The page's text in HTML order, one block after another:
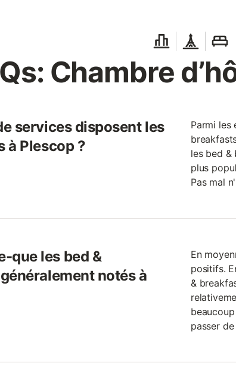
Chambre
services disposent les
à Plescop ?
Parmi les
les bed &
plus
Pas mal
que les bed &
notés à
En
positifs.
&
passer